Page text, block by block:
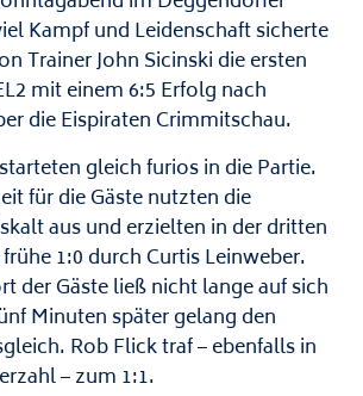
Kampf und Leidenschaft sicherte
Trainer John Sicinski die ersten
mit einem 6:5 Erfolg nach
die Eispiraten Crimmitschau.
gleich furios in die Partie.
für die Gäste nutzten die
aus und erzielten in der dritten
1:0 durch Curtis Leinweber.
der Gäste ließ nicht lange auf sich
Minuten später gelang den
Rob Flick traf – ebenfalls in
– zum 1:1.